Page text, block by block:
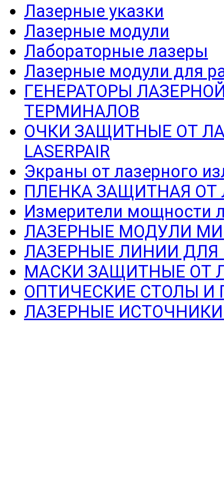
Лазерные указки
Лазерные модули
Лабораторные лазеры
Лазерные модули для
ГЕНЕРАТОРЫ
ТЕРМИНАЛОВ
ОЧКИ ЗАЩИТНЫЕ ОТ
LASERPAIR
Экраны от лазерного
ПЛЕНКА ЗАЩИТНАЯ ОТ
Измерители мощности
ЛАЗЕРНЫЕ МОДУЛИ
ЛАЗЕРНЫЕ ЛИНИИ
МАСКИ ЗАЩИТНЫЕ ОТ
ОПТИЧЕСКИЕ СТОЛЫ И
ЛАЗЕРНЫЕ ИСТОЧНИКИ